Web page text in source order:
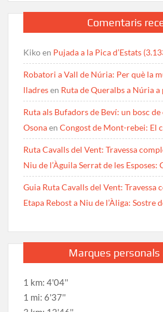
Comentaris
Kikoen Pujada a la Pica d’Estats
Robatori a Vall de Núria: Per què la
lladresen Ruta de Queralbs a Núria a
Ruta als Bufadors de Beví: un bosc
OsonaenCongost de Mont-rebei: El
Ruta Cavalls del Vent: Travessa
Niu de l’Àguila Serrat de les Esposes:
Guia Ruta Cavalls del Vent: Travessa
Etapa Rebost a Niu de l’Àliga: Sostre
Marques personals
1 km: 4'04''
1 mi: 6'37''